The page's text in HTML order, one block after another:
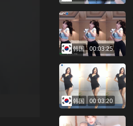
韩国 00:03:25
韩国 00:03:20